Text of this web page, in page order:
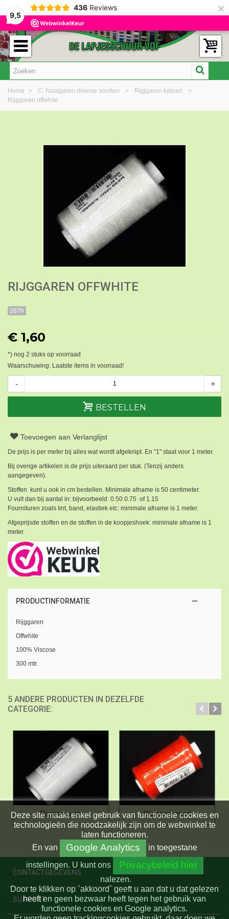
9,5
436 Reviews ×
Home > C: Naaigaren diverse soorten > Rijggaren katoen
>
Rijggaren offwhite
RIJGGAREN OFFWHITE
267h
€ 1,60
*) nog 2 stuks op voorraad
Waarschuwing: Laatste items in voorraad!
- +
BESTELLEN
Toevoegen aan Verlanglijst
De prijs is per meter bij alles wat wordt afgeknipt. En "1" staat voor 1 meter.
Bij overige artikelen is de prijs uiteraard per stuk. (Tenzij anders
aangegeven).
Stoffen kunt u ook in cm bestellen. Minimale afname is 50 centimeter.
U vult dan bij aantal in: bijvoorbeeld 0.50 0.75 of 1.15
Fournituren zoals lint, band, elastiek etc: minimale afname is 1 meter.
Afgeprijsde stoffen en de stoffen in de koopjeshoek: minimale afname is 1
meter.
PRODUCTINFORMATIE
Rijggaren
Offwhite
100% Viscose
300 mtr.
5 ANDERE PRODUCTEN IN DEZELFDE
CATEGORIE:
Rijggaren wit Rijggaren rood
CONTACTGEGEVENS
SUPPORT
Deze site maakt enkel gebruik van functionele cookies en
technologieën die noodzakelijk zijn om de webwinkel te
laten functioneren.
En van Google Analytics
in toegestane
instellingen. U kunt ons Privacybeleid hier
nalezen.
Door te klikken op `akkoord` geeft u aan dat u dat gelezen
heeft en geen bezwaar heeft tegen het gebruik van
functionele cookies en Google analytics.